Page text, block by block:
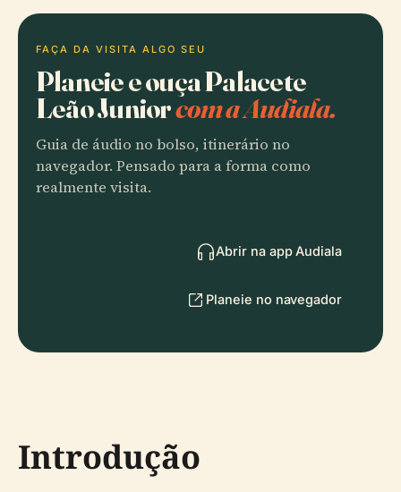
FAÇA DA VISITA ALGO SEU
Planeie e ouça Palacete
Leão Juniorcom a Audiala.
Guia de áudio no bolso, itinerário no
navegador. Pensado para a forma como
realmente visita.
Abrir na app Audiala
Planeie no navegador
Introdução